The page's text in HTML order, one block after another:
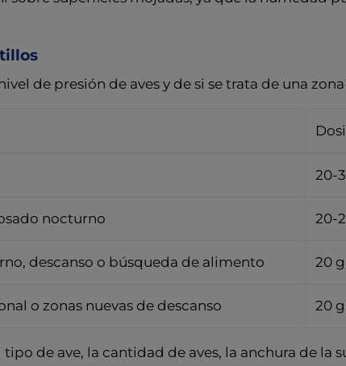
de presión de aves y de si se trata de una
20-
nocturno 20-
descanso o búsqueda de alimento 20
o zonas nuevas de descanso 20
de ave, la cantidad de aves, la anchura de